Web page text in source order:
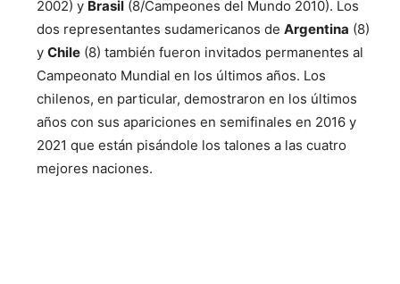
2002) y Brasil (8/Campeones del Mundo 2010). Los
dos representantes sudamericanos de Argentina (8)
y Chile (8) también fueron invitados permanentes al
Campeonato Mundial en los últimos años. Los
chilenos, en particular, demostraron en los últimos
años con sus apariciones en semifinales en 2016 y
2021 que están pisándole los talones a las cuatro
mejores naciones.